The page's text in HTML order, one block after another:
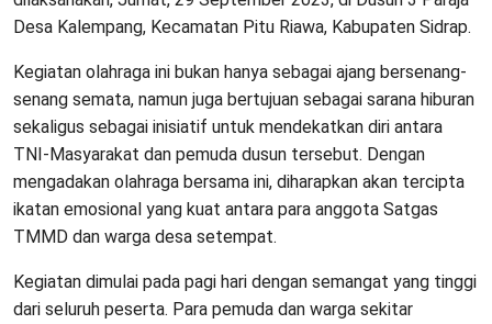
Desa Kalempang, Kecamatan Pitu Riawa, Kabupaten Sidrap.
Kegiatan olahraga ini bukan hanya sebagai ajang bersenang-
senang semata, namun juga bertujuan sebagai sarana hiburan
sekaligus sebagai inisiatif untuk mendekatkan diri antara
TNI-Masyarakat dan pemuda dusun tersebut. Dengan
mengadakan olahraga bersama ini, diharapkan akan tercipta
ikatan emosional yang kuat antara para anggota Satgas
TMMD dan warga desa setempat.
Kegiatan dimulai pada pagi hari dengan semangat yang tinggi
dari seluruh peserta. Para pemuda dan warga sekitar